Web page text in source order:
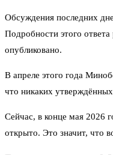
Обсуждения последних
Подробности этого
опубликовано.
В апреле этого года
что никаких
Сейчас, в конце мая 2026
открыто. Это значит, что